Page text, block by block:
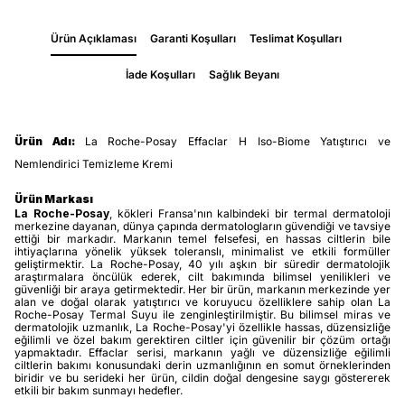
Ürün Açıklaması Garanti Koşulları Teslimat Koşulları
İade Koşulları Sağlık Beyanı
Ürün Adı: La Roche-Posay Effaclar H Iso-Biome Yatıştırıcı ve
Nemlendirici Temizleme Kremi
Ürün Markası
La Roche-Posay, kökleri Fransa'nın kalbindeki bir termal dermatoloji
merkezine dayanan, dünya çapında dermatologların güvendiği ve tavsiye
ettiği bir markadır. Markanın temel felsefesi, en hassas ciltlerin bile
ihtiyaçlarına yönelik yüksek toleranslı, minimalist ve etkili formüller
geliştirmektir. La Roche-Posay, 40 yılı aşkın bir süredir dermatolojik
araştırmalara öncülük ederek, cilt bakımında bilimsel yenilikleri ve
güvenliği bir araya getirmektedir. Her bir ürün, markanın merkezinde yer
alan ve doğal olarak yatıştırıcı ve koruyucu özelliklere sahip olan La
Roche-Posay Termal Suyu ile zenginleştirilmiştir. Bu bilimsel miras ve
dermatolojik uzmanlık, La Roche-Posay'yi özellikle hassas, düzensizliğe
eğilimli ve özel bakım gerektiren ciltler için güvenilir bir çözüm ortağı
yapmaktadır. Effaclar serisi, markanın yağlı ve düzensizliğe eğilimli
ciltlerin bakımı konusundaki derin uzmanlığının en somut örneklerinden
biridir ve bu serideki her ürün, cildin doğal dengesine saygı göstererek
etkili bir bakım sunmayı hedefler.